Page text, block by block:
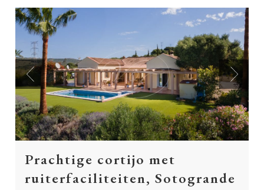
Previous Next
Prachtige cortijo met
ruiterfaciliteiten, Sotogrande